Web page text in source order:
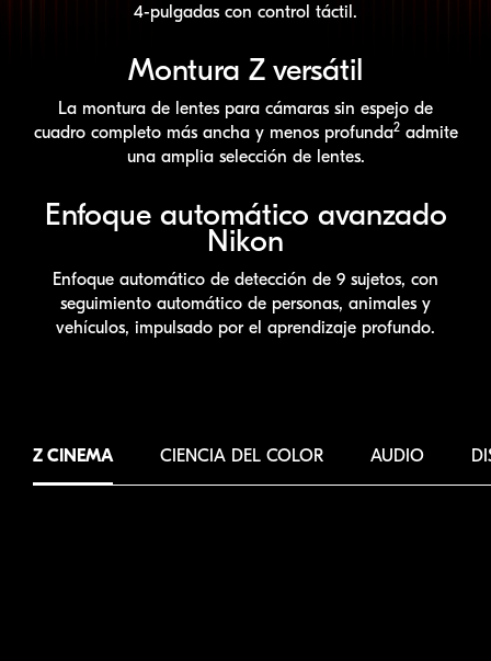
4-pulgadas con control táctil.
Montura Z versátil
La montura de lentes para cámaras sin espejo de
cuadro completo más ancha y menos profunda2admite
una amplia selección de lentes.
Enfoque automático avanzado
Nikon
Enfoque automático de detección de 9 sujetos, con
seguimiento automático de personas, animales y
vehículos, impulsado por el aprendizaje profundo.
Z CINEMA CIENCIA DEL COLOR AUDIO